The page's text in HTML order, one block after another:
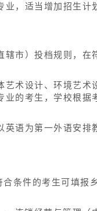
，适当增加招生计
市）投档规则，在
术设计、环境艺术
的考生，学校根据
语为第一外语安排
条件的考生可填报